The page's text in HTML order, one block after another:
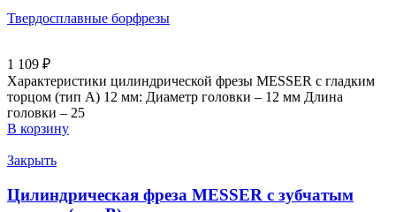
Твердосплавные борфрезы
1 109 ₽
Характеристики цилиндрической фрезы MESSER с гладким
торцом (тип А) 12 мм: Диаметр головки – 12 мм Длина
головки – 25
В корзину
Закрыть
Цилиндрическая фреза MESSER с зубчатым